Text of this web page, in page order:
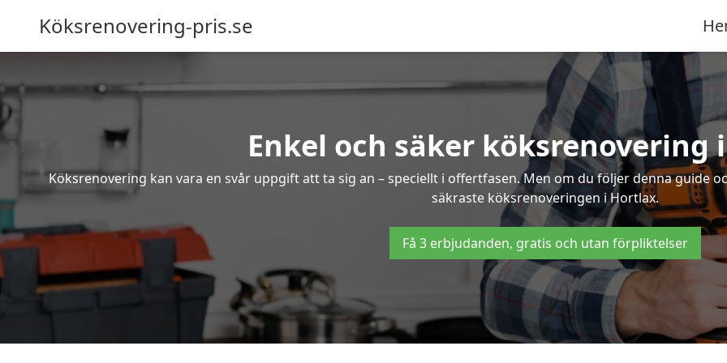
Köksrenovering-pris.se
Enkel och säker köksrenovering
Köksrenovering kan vara en svår uppgift att ta sig an – speciellt i offertfasen. Men om du följer denna guide
säkraste köksrenoveringen i Hortlax.
Få 3 erbjudanden, gratis och utan förpliktelser